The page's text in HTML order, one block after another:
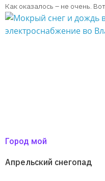
Как оказалось – не очень.
Город мой
Апрельский снегопад